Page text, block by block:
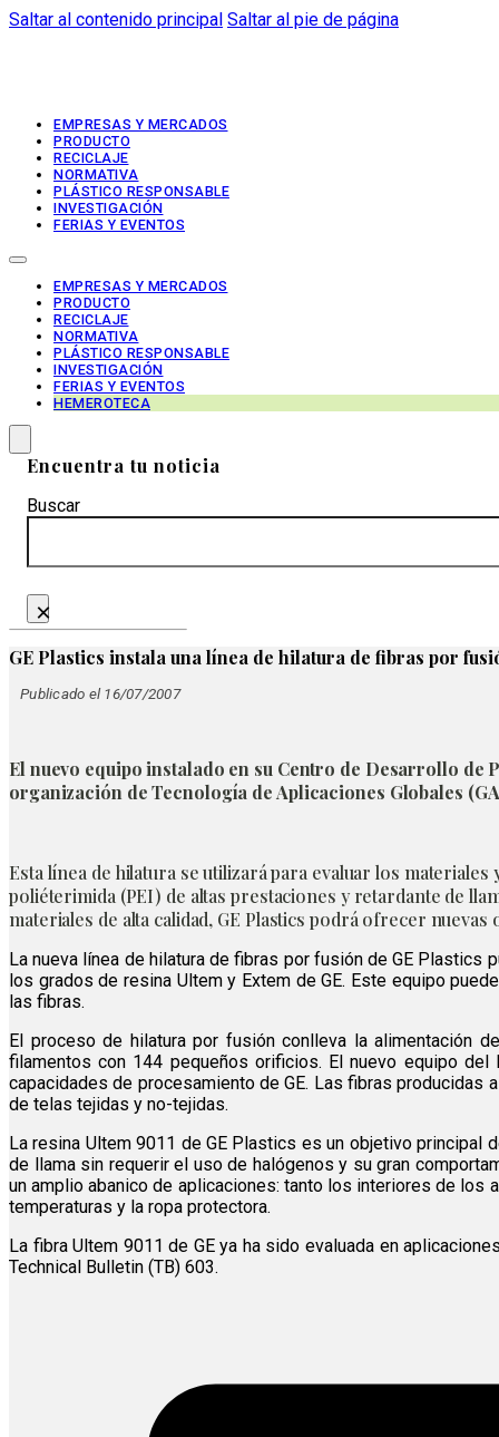
Saltar al contenido principal Saltar al pie de página
EMPRESAS Y MERCADOS
PRODUCTO
RECICLAJE
NORMATIVA
PLÁSTICO RESPONSABLE
INVESTIGACIÓN
FERIAS Y EVENTOS
EMPRESAS Y MERCADOS
PRODUCTO
RECICLAJE
NORMATIVA
PLÁSTICO RESPONSABLE
INVESTIGACIÓN
FERIAS Y EVENTOS
HEMEROTECA
Encuentra tu noticia
Buscar
×
GE Plastics instala una línea de hilatura de fibras por
Publicado el 16/07/2007
El nuevo equipo instalado en su Centro de Desarrollo de
organización de Tecnología de Aplicaciones Globales
Esta línea de hilatura se utilizará para evaluar los
poliéterimida (PEI) de altas prestaciones y retardante de
materiales de alta calidad, GE Plastics podrá ofrecer
La nueva línea de hilatura de fibras por fusión de GE
los grados de resina Ultem y Extem de GE. Este equipo
las fibras.
El proceso de hilatura por fusión conlleva la alimentación
filamentos con 144 pequeños orificios. El nuevo equipo
capacidades de procesamiento de GE. Las fibras
de telas tejidas y no-tejidas.
La resina Ultem 9011 de GE Plastics es un objetivo
de llama sin requerir el uso de halógenos y su gran
un amplio abanico de aplicaciones: tanto los interiores de
temperaturas y la ropa protectora.
La fibra Ultem 9011 de GE ya ha sido evaluada en
Technical Bulletin (TB) 603.